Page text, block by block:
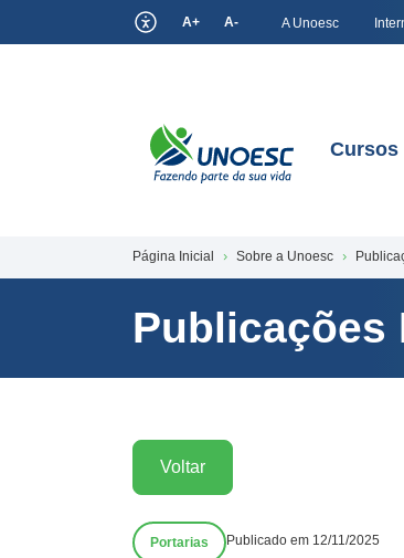
A+ A- A Unoesc
Cursos
Página Inicial Sobre a Unoesc
Publicações
Voltar
Portarias Publicado em 12/11/2025